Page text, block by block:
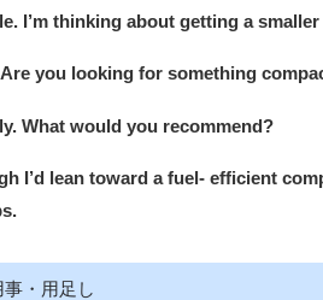
I’m thinking about getting a
you looking for something
What would you recommend?
I’d lean toward a fuel- efficient
・用足し